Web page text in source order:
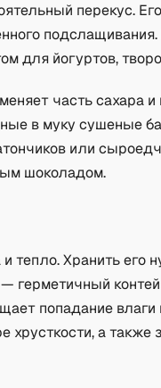
перекус.
для йогуртов,
часть сахара
в муку сушеные
или
шоколадом.
тепло. Хранить его
герметичный
попадание влаги
хрусткости, а